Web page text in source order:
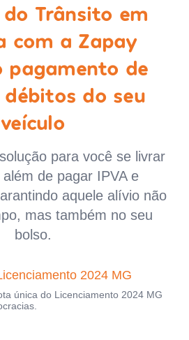
Trânsito em
com a Zapay
de
do seu
veículo
para você se livrar
de pagar IPVA e
aquele alívio não
mas também no seu
bolso.
2024 MG
única do Licenciamento 2024 MG